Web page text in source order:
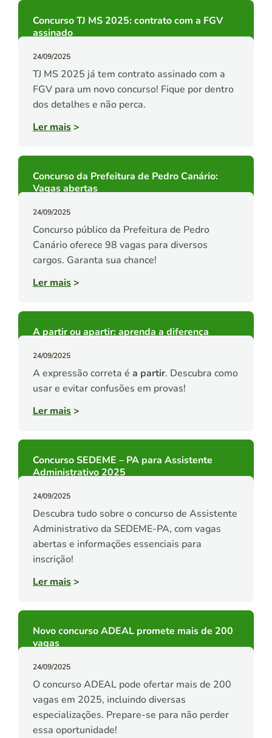
Concurso TJ MS 2025: contrato com a FGV
assinado
24/09/2025
TJ MS 2025 já tem contrato assinado com a
FGV para um novo concurso! Fique por dentro
dos detalhes e não perca.
Ler mais>
Concurso da Prefeitura de Pedro Canário:
Vagas abertas
24/09/2025
Concurso público da Prefeitura de Pedro
Canário oferece 98 vagas para diversos
cargos. Garanta sua chance!
Ler mais>
A partir ou apartir: aprenda a diferença
24/09/2025
A expressão correta é a partir. Descubra como
usar e evitar confusões em provas!
Ler mais>
Concurso SEDEME – PA para Assistente
Administrativo 2025
24/09/2025
Descubra tudo sobre o concurso de Assistente
Administrativo da SEDEME-PA, com vagas
abertas e informações essenciais para
inscrição!
Ler mais>
Novo concurso ADEAL promete mais de 200
vagas
24/09/2025
O concurso ADEAL pode ofertar mais de 200
vagas em 2025, incluindo diversas
especializações. Prepare-se para não perder
essa oportunidade!